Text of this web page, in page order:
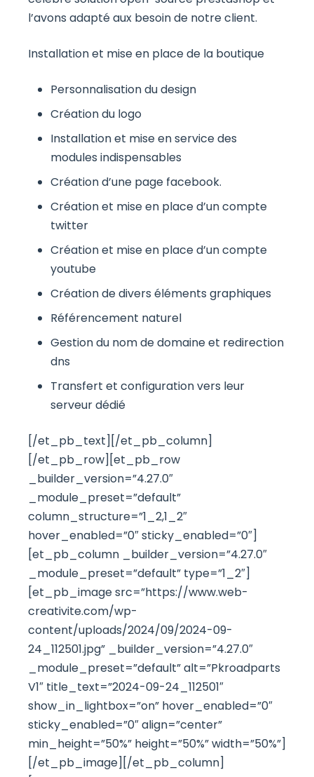
l’avons adapté aux besoin de notre client.
Installation et mise en place de la boutique
Personnalisation du design
Création du logo
Installation et mise en service des
modules indispensables
Création d’une page facebook.
Création et mise en place d’un compte
twitter
Création et mise en place d’un compte
youtube
Création de divers éléments graphiques
Référencement naturel
Gestion du nom de domaine et redirection
dns
Transfert et configuration vers leur
serveur dédié
[/et_pb_text][/et_pb_column]
[/et_pb_row][et_pb_row
_builder_version=”4.27.0″
_module_preset=”default”
column_structure=”1_2,1_2″
hover_enabled=”0″ sticky_enabled=”0″]
[et_pb_column _builder_version=”4.27.0″
_module_preset=”default” type=”1_2″]
[et_pb_image src=”https://www.web-
creativite.com/wp-
content/uploads/2024/09/2024-09-
24_112501.jpg” _builder_version=”4.27.0″
_module_preset=”default” alt=”Pkroadparts
V1″ title_text=”2024-09-24_112501″
show_in_lightbox=”on” hover_enabled=”0″
sticky_enabled=”0″ align=”center”
min_height=”50%” height=”50%” width=”50%”]
[/et_pb_image][/et_pb_column]